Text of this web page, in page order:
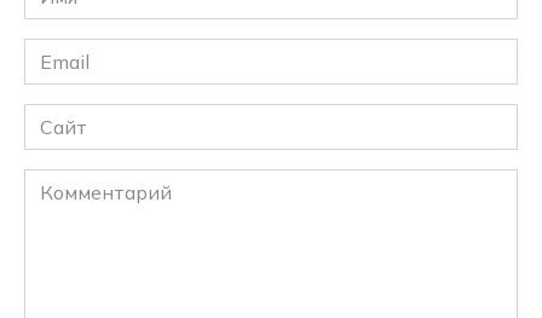
*
Email
*
Сайт
Комментарий